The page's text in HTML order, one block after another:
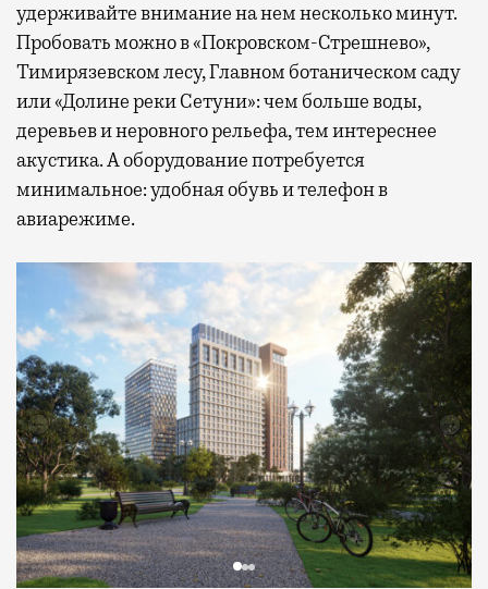
удерживайте внимание на нем несколько минут.
Пробовать можно в «Покровском-Стрешнево»,
Тимирязевском лесу, Главном ботаническом саду
или «Долине реки Сетуни»: чем больше воды,
деревьев и неровного рельефа, тем интереснее
акустика. А оборудование потребуется
минимальное: удобная обувь и телефон в
авиарежиме.